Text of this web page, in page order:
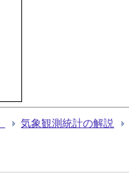
気象観測統計の解説